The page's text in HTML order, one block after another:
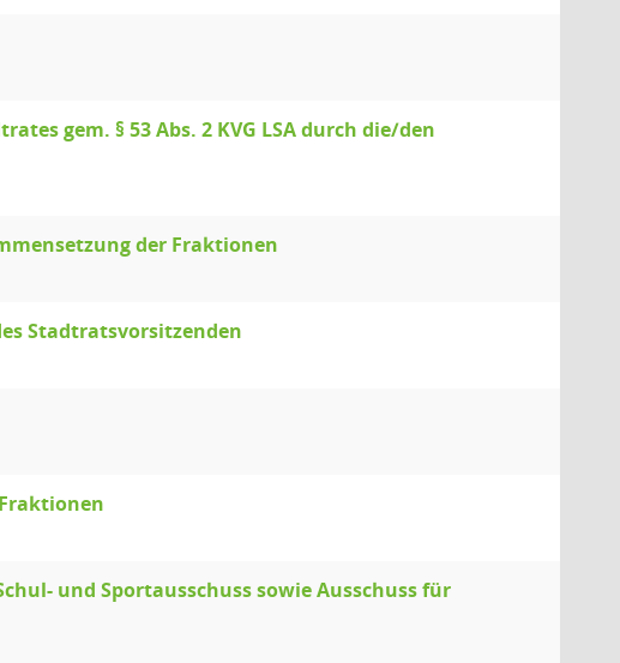
gem. § 53 Abs. 2 KVG LSA durch die/den
der Fraktionen
Stadtratsvorsitzenden
und Sportausschuss sowie Ausschuss für